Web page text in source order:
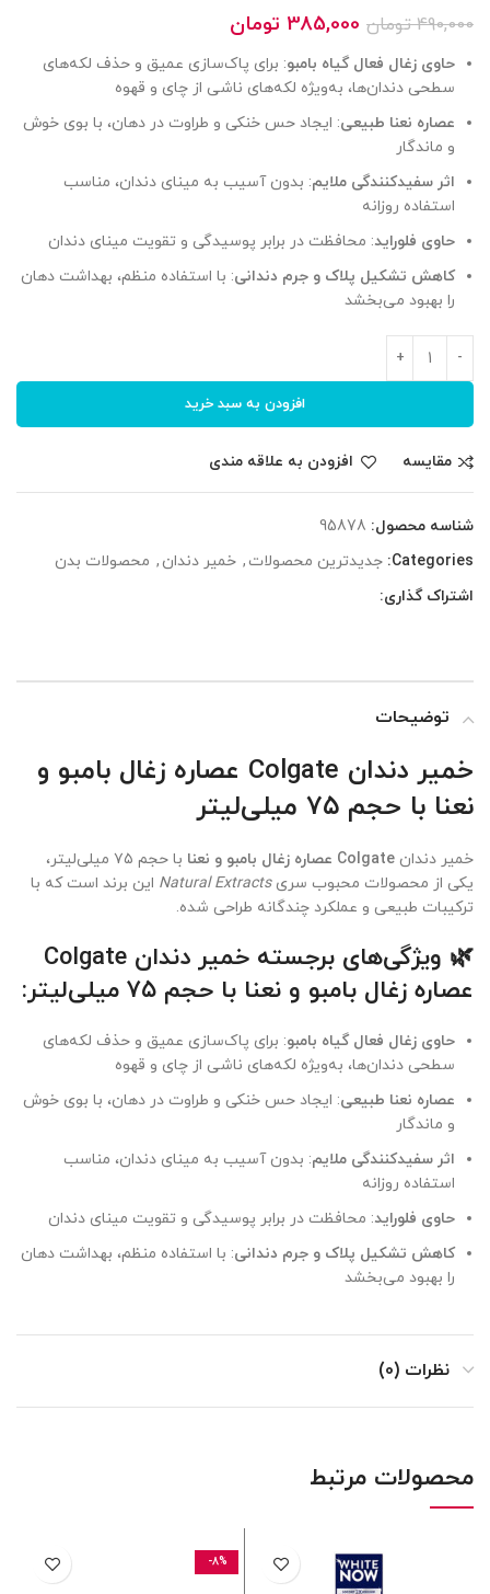
490,000 تومان قیمت
490,000 تومان
بود.
385,000 تومان
385,000 تومان
است.
حاوی زغال فعال گیاه بامبو: برای پاک‌سازی عمیق و حذف لکه‌های
سطحی دندان‌ها، به‌ویژه لکه‌های ناشی از چای و قهوه
عصاره نعنا طبیعی: ایجاد حس خنکی و طراوت در دهان، با بوی خوش
و ماندگار
اثر سفیدکنندگی ملایم: بدون آسیب به مینای دندان، مناسب
استفاده روزانه
حاوی فلوراید: محافظت در برابر پوسیدگی و تقویت مینای دندان
کاهش تشکیل پلاک و جرم دندانی: با استفاده منظم، بهداشت دهان
را بهبود می‌بخشد
افزودن به سبد خرید
مقایسه افزودن به علاقه مندی
شناسه محصول: 95878
Categories: جدیدترین محصولات , خمیر دندان , محصولات بدن
اشتراک گذاری:
توضیحات
خمیر دندان Colgate عصاره زغال بامبو و
نعنا با حجم ۷۵ میلی‌لیتر
خمیر دندان Colgate عصاره زغال بامبو و نعنا
با حجم ۷۵ میلی‌لیتر،
یکی از محصولات محبوب سریNatural Extracts این برند است که با
ترکیبات طبیعی و عملکرد چندگانه طراحی شده.
🌿 ویژگی‌های برجسته خمیر دندان Colgate
عصاره زغال بامبو و نعنا با حجم ۷۵ میلی‌لیتر:
حاوی زغال فعال گیاه بامبو: برای پاک‌سازی عمیق و حذف لکه‌های
سطحی دندان‌ها، به‌ویژه لکه‌های ناشی از چای و قهوه
عصاره نعنا طبیعی: ایجاد حس خنکی و طراوت در دهان، با بوی خوش
و ماندگار
اثر سفیدکنندگی ملایم: بدون آسیب به مینای دندان، مناسب
استفاده روزانه
حاوی فلوراید: محافظت در برابر پوسیدگی و تقویت مینای دندان
کاهش تشکیل پلاک و جرم دندانی: با استفاده منظم، بهداشت دهان
را بهبود می‌بخشد
نظرات (0)
محصولات مرتبط
-8%